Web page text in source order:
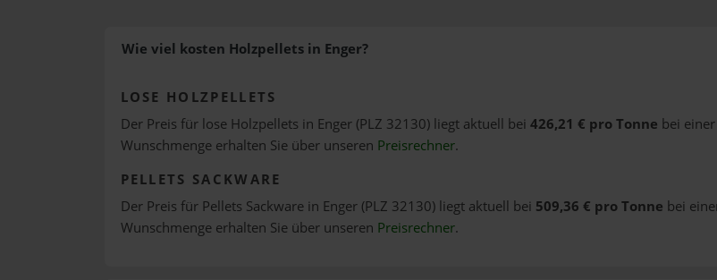
Wie viel kosten Holzpellets in Enger?
LOSE HOLZPELLETS
Der Preis für lose Holzpellets in Enger (PLZ 32130) liegt aktuell bei 426,21 € pro Tonne bei
Wunschmenge erhalten Sie über unseren Preisrechner.
PELLETS SACKWARE
Der Preis für Pellets Sackware in Enger (PLZ 32130) liegt aktuell bei 509,36 € pro Tonne bei
Wunschmenge erhalten Sie über unseren Preisrechner.